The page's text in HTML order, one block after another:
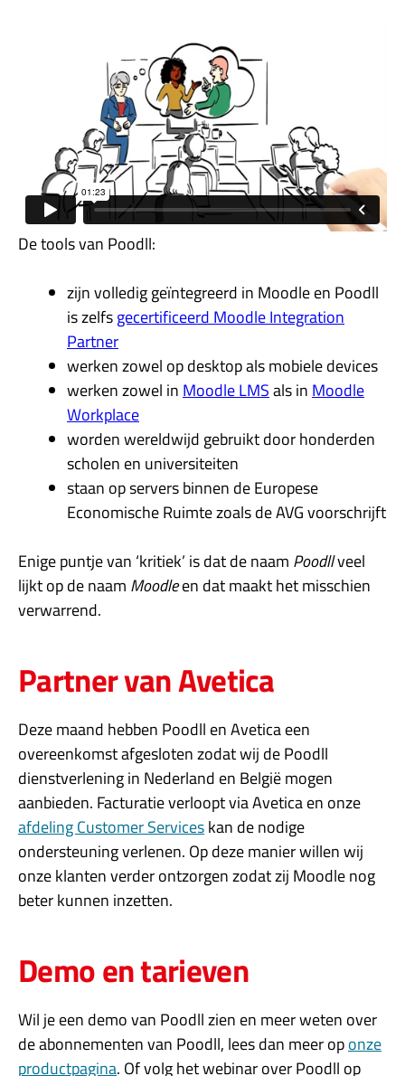
De tools van Poodll:
zijn volledig geïntegreerd in Moodle en Poodll
is zelfsgecertificeerd Moodle Integration
Partner
werken zowel op desktop als mobiele devices
werken zowel in Moodle LMSals in Moodle
Workplace
worden wereldwijd gebruikt door honderden
scholen en universiteiten
staan op servers binnen de Europese
Economische Ruimte zoals de AVG voorschrijft
Enige puntje van ‘kritiek’ is dat de naam Poodllveel
lijkt op de naam Moodleen dat maakt het misschien
verwarrend.
Partner van Avetica
Deze maand hebben Poodll en Avetica een
overeenkomst afgesloten zodat wij de Poodll
dienstverlening in Nederland en België mogen
aanbieden. Facturatie verloopt via Avetica en onze
afdeling Customer Serviceskan de nodige
ondersteuning verlenen. Op deze manier willen wij
onze klanten verder ontzorgen zodat zij Moodle nog
beter kunnen inzetten.
Demo en tarieven
Wil je een demo van Poodll zien en meer weten over
de abonnementen van Poodll, lees dan meer oponze
productpagina. Of volg het webinar over Poodll op